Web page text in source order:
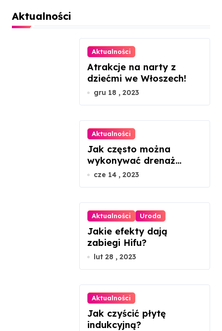
Aktualności
Aktualności
Atrakcje na narty z
dziećmi we Włoszech!
gru 18 , 2023
Aktualności
Jak często można
wykonywać drenaż
limfatyczny twarzy?
cze 14 , 2023
Aktualności Uroda
Jakie efekty dają
zabiegi Hifu?
lut 28 , 2023
Aktualności
Jak czyścić płytę
indukcyjną?